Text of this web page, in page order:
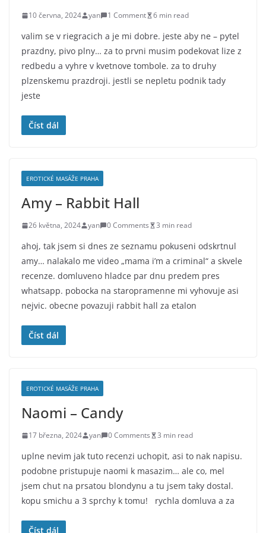
10 června, 2024 yan 1 Comment 6 min read
valim se v riegracich a je mi dobre. jeste aby ne – pytel
prazdny, pivo plny… za to prvni musim podekovat lize z
redbedu a vyhre v kvetnove tombole. za to druhy
plzenskemu prazdroji. jestli se nepletu podnik tady
jeste
Číst dál
EROTICKÉ MASÁŽE PRAHA
Amy – Rabbit Hall
26 května, 2024 yan 0 Comments 3 min read
ahoj, tak jsem si dnes ze seznamu pokuseni odskrtnul
amy… nalakalo me video „mama i’m a criminal“ a skvele
recenze. domluveno hladce par dnu predem pres
whatsapp. pobocka na staropramenne mi vyhovuje asi
nejvic. obecne povazuji rabbit hall za etalon
Číst dál
EROTICKÉ MASÁŽE PRAHA
Naomi – Candy
17 března, 2024 yan 0 Comments 3 min read
uplne nevim jak tuto recenzi uchopit, asi to nak napisu.
podobne pristupuje naomi k masazim… ale co, mel
jsem chut na prsatou blondynu a tu jsem taky dostal.
kopu smichu a 3 sprchy k tomu! rychla domluva a za
Číst dál